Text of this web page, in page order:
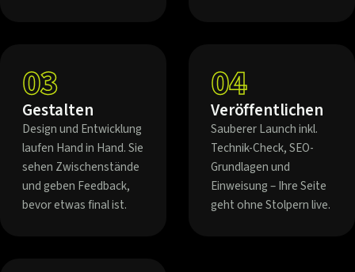
03
Gestalten
Design und Entwicklung
laufen Hand in Hand. Sie
sehen Zwischenstände
und geben Feedback,
bevor etwas final ist.
04
Veröffentlichen
Sauberer Launch inkl.
Technik-Check, SEO-
Grundlagen und
Einweisung – Ihre Seite
geht ohne Stolpern live.